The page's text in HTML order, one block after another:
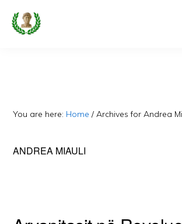
Skip
Faqe
Dedikuar
You are here: Home / Archives for Andrea
ANDREA MIAULI